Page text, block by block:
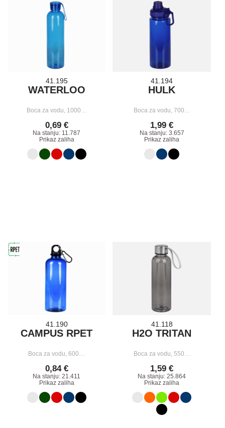
41.195
WATERLOO
Boca za vodu, 1000…
0,69 €
Na stanju: 11.787
Prikaz zaliha
41.194
HULK
Boca za vodu, 700…
1,99 €
Na stanju: 3.657
Prikaz zaliha
41.190
CAMPUS RPET
Boca za vodu, 600…
0,84 €
Na stanju: 21.411
Prikaz zaliha
41.118
H2O TRITAN
Boca za vodu, 550…
1,59 €
Na stanju: 25.864
Prikaz zaliha